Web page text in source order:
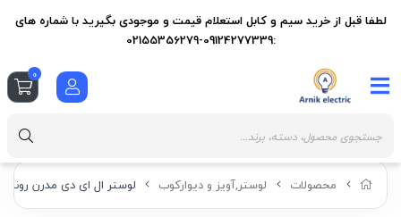
محصولات لوستر,آویز و دیوارکوب لوستر ال ای دی مدرن روناک
لطفا قبل از خرید سیم و کابل استعلام قیمت و موجودی بگیرید با شماره های
:09124277339-02155356279
0